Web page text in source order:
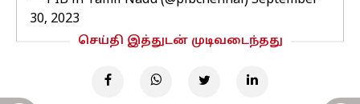
30, 2023
செய்தி இத்துடன் முடிவடைந்தது